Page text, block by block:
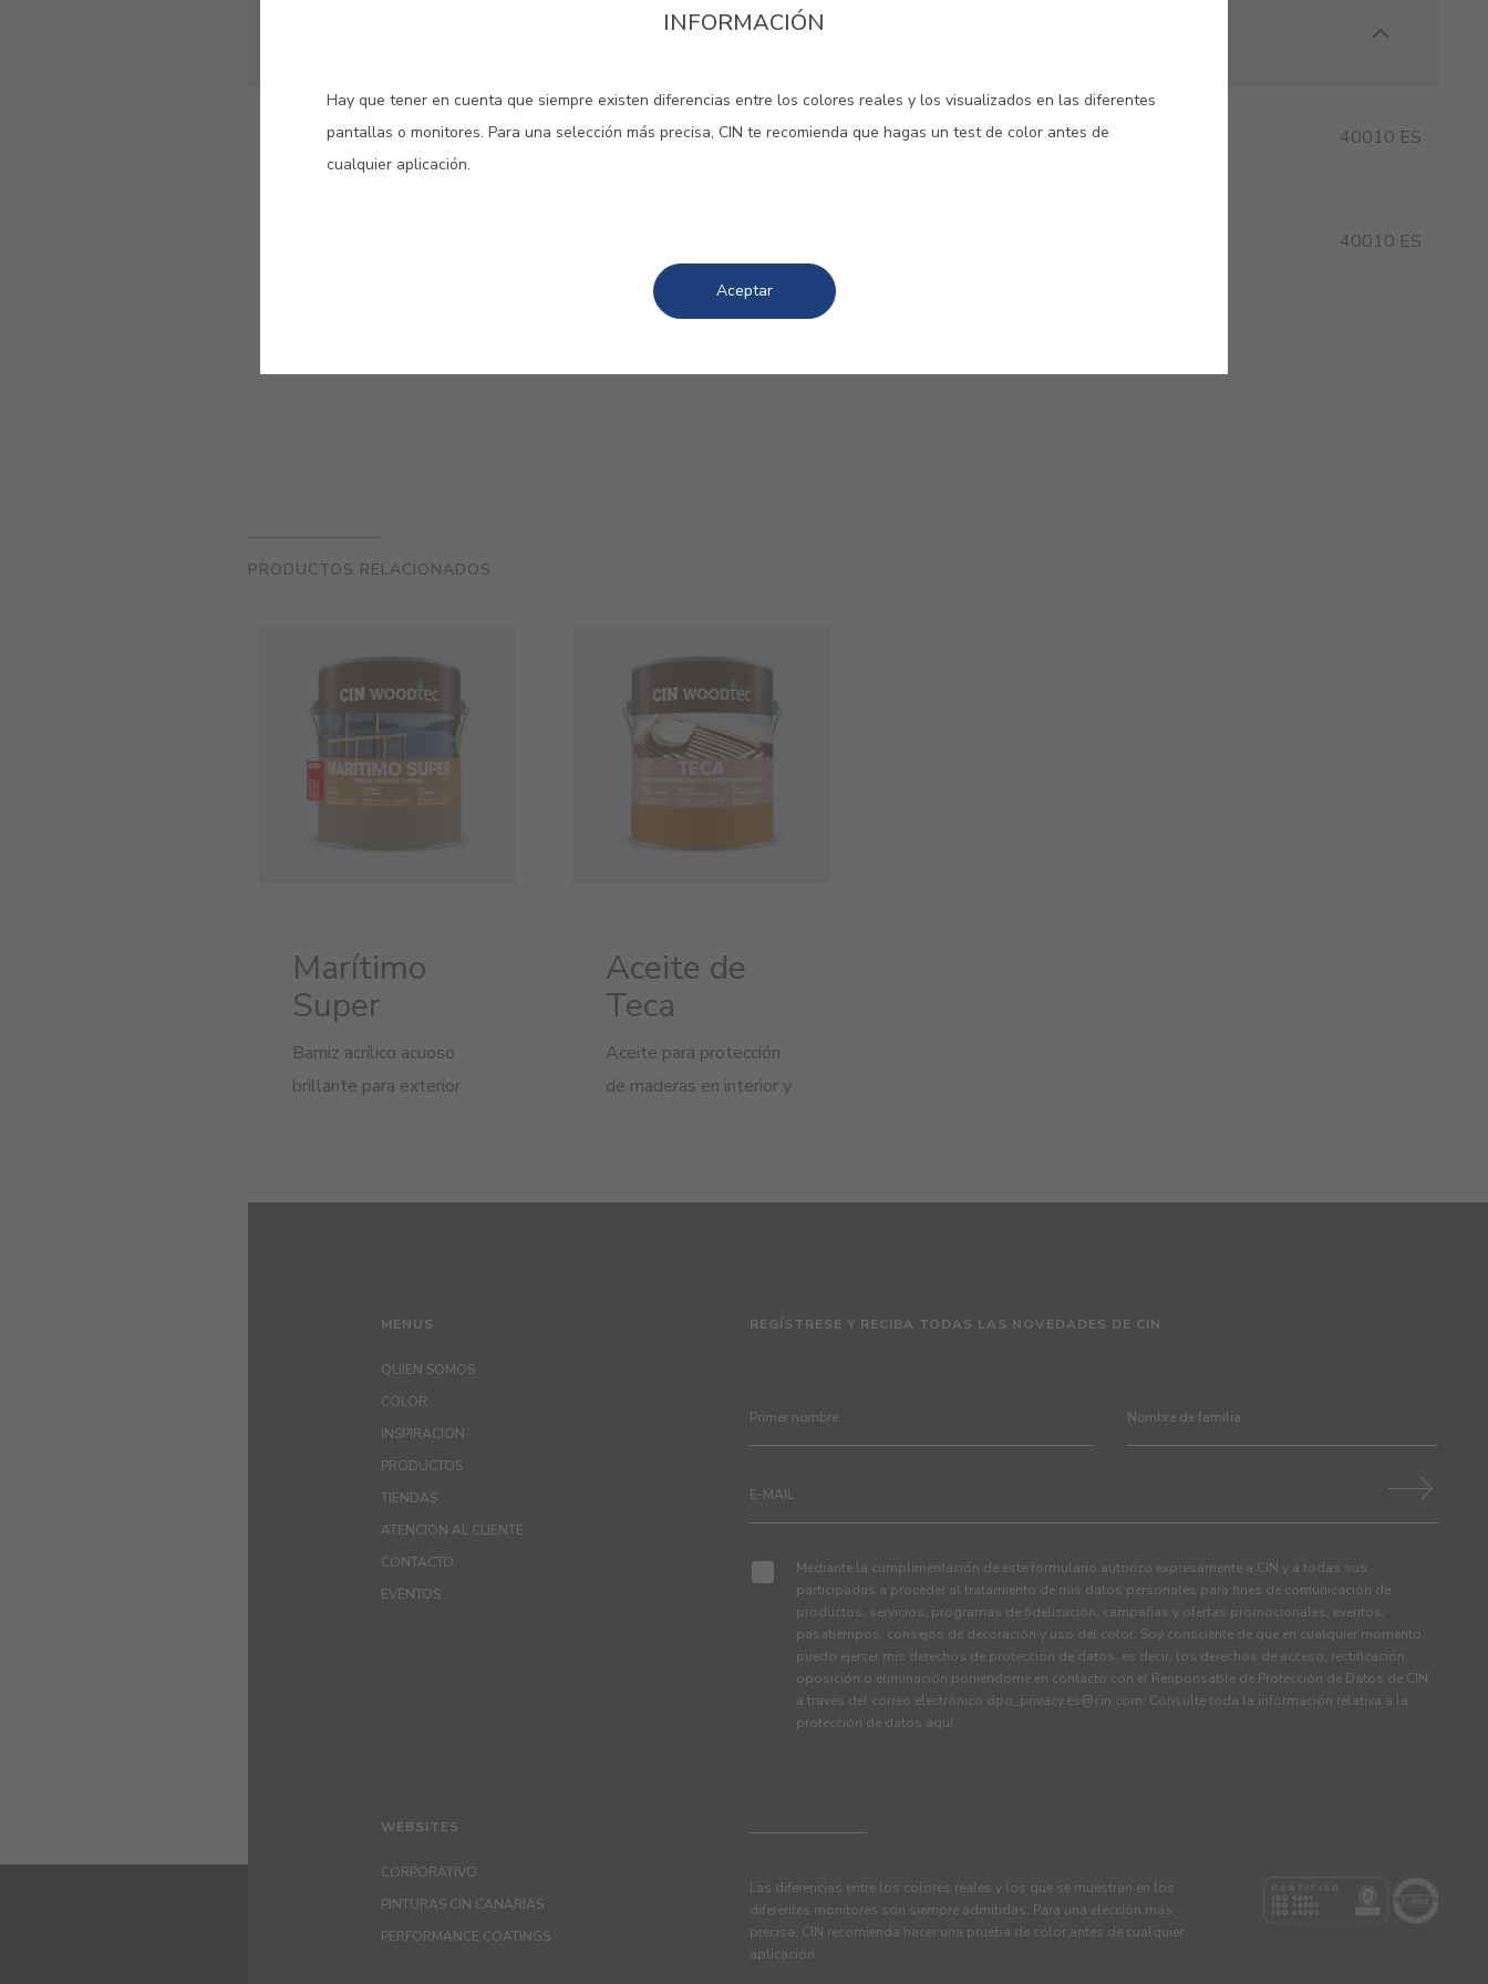
2 DOCUMENTOS
Ficha técnica 40010 ES
40010 ES
PRODUCTOS RELACIONADOS
Marítimo
Super
Barniz acrílico acuoso
brillante para exterior
Aceite de
Teca
Aceite para protección
de maderas en interior y
MENUS
QUIEN SOMOS
COLOR
INSPIRACIÓN
PRODUCTOS
TIENDAS
ATENCIÓN AL CLIENTE
CONTACTO
EVENTOS
REGÍSTRESE Y RECIBA TODAS LAS NOVEDADES DE CIN
Mediante la cumplimentación de este formulario autorizo expresamente a CIN y a todas sus
participadas a proceder al tratamiento de mis datos personales para fines de comunicación de
productos, servicios, programas de fidelización, campañas y ofertas promocionales, eventos,
pasatiempos, consejos de decoración y uso del color. Soy consciente de que en cualquier momento
puedo ejercer mis derechos de protección de datos, es decir, los derechos de acceso, rectificación,
oposición o eliminación poniéndome en contacto con el Responsable de Protección de Datos de CIN
a través del correo electrónico dpo_privacy.es@cin.com. Consulte toda la información relativa a la
protección de datos aquí.
WEBSITES
CORPORATIVO
PINTURAS CIN CANARIAS
PERFORMANCE COATINGS
Las diferencias entre los colores reales y los que se muestran en los
diferentes monitores son siempre admitidas. Para una elección más
precisa, CIN recomienda hacer una prueba de color antes de cualquier
aplicación.
INFORMACIÓN
Hay que tener en cuenta que siempre existen diferencias entre los colores reales y los visualizados en las diferentes
pantallas o monitores. Para una selección más precisa, CIN te recomienda que hagas un test de color antes de
cualquier aplicación.
Aceptar